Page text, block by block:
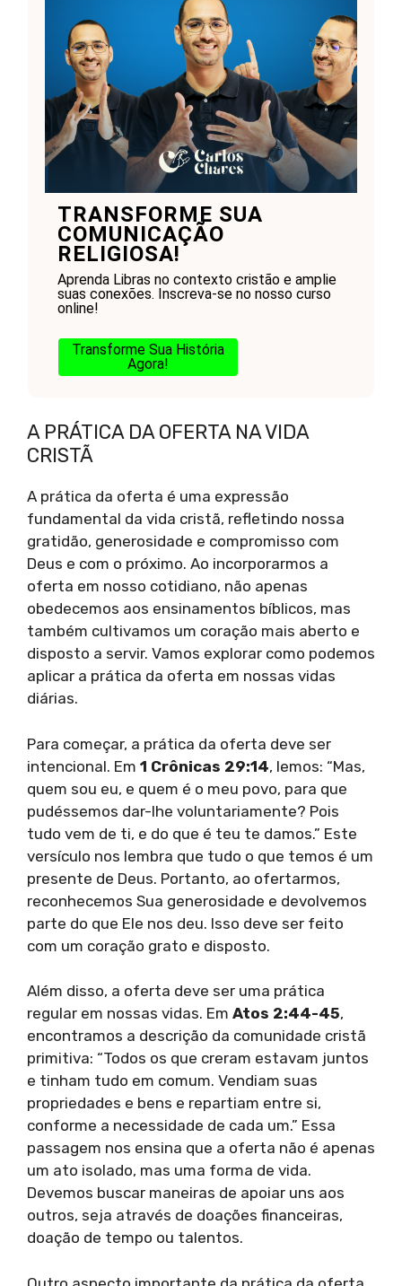
TRANSFORME SUA
COMUNICAÇÃO
RELIGIOSA!
Aprenda Libras no contexto cristão e amplie
suas conexões. Inscreva-se no nosso curso
online!
Transforme Sua História
Agora!
A PRÁTICA DA OFERTA NA VIDA
CRISTÃ
A prática da oferta é uma expressão
fundamental da vida cristã, refletindo nossa
gratidão, generosidade e compromisso com
Deus e com o próximo. Ao incorporarmos a
oferta em nosso cotidiano, não apenas
obedecemos aos ensinamentos bíblicos, mas
também cultivamos um coração mais aberto e
disposto a servir. Vamos explorar como podemos
aplicar a prática da oferta em nossas vidas
diárias.
Para começar, a prática da oferta deve ser
intencional. Em 1 Crônicas 29:14, lemos: “Mas,
quem sou eu, e quem é o meu povo, para que
pudéssemos dar-lhe voluntariamente? Pois
tudo vem de ti, e do que é teu te damos.” Este
versículo nos lembra que tudo o que temos é um
presente de Deus. Portanto, ao ofertarmos,
reconhecemos Sua generosidade e devolvemos
parte do que Ele nos deu. Isso deve ser feito
com um coração grato e disposto.
Além disso, a oferta deve ser uma prática
regular em nossas vidas. Em Atos 2:44-45,
encontramos a descrição da comunidade cristã
primitiva: “Todos os que creram estavam juntos
e tinham tudo em comum. Vendiam suas
propriedades e bens e repartiam entre si,
conforme a necessidade de cada um.” Essa
passagem nos ensina que a oferta não é apenas
um ato isolado, mas uma forma de vida.
Devemos buscar maneiras de apoiar uns aos
outros, seja através de doações financeiras,
doação de tempo ou talentos.